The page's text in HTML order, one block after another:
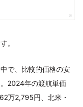
。
で、比較的価格の安
2024年の渡航単価
万2,795円、北米・